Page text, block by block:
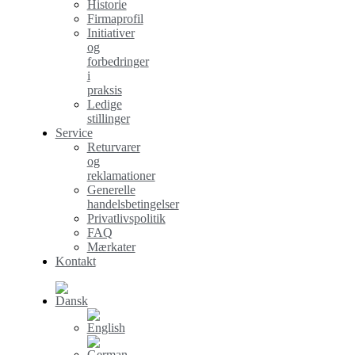
Historie
Firmaprofil
Initiativer
og
forbedringer
i
praksis
Ledige
stillinger
Service
Returvarer
og
reklamationer
Generelle
handelsbetingelser
Privatlivspolitik
FAQ
Mærkater
Kontakt